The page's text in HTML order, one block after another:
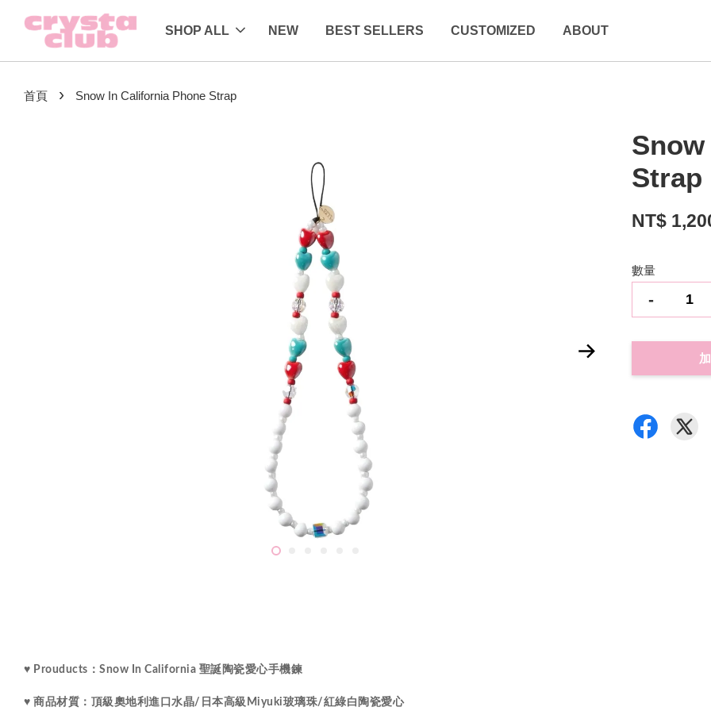
SHOP ALL NEW BEST SELLERS CUSTOMIZED ABOUT
首頁 › Snow In California Phone Strap
Strap
NT$
數量
-
♥ Prouducts：Snow In California 聖誕陶瓷愛心手機鍊
♥ 商品材質： 頂級奧地利進口 水晶/ 日本高級Miyuki玻璃珠/紅綠白陶瓷愛心